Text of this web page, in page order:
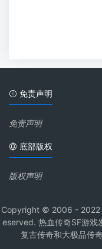
免责声明
免责声明
底部版权
版权声明
Copyright © 2006 - 2022
eserved. 热血传奇SF游戏
复古传奇和大极品传